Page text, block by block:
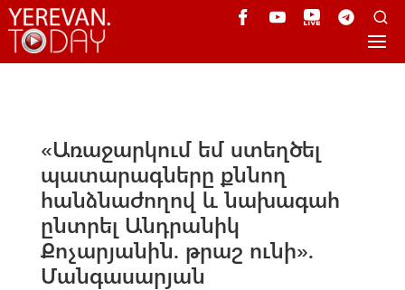
«Առաջարկում եմ ստեղծել
պատարագները քննող
հանձնաժողով և նախագահ
ընտրել Անդրանիկ
Քոչարյանին. թրաշ ունի».
Մանգասարյան